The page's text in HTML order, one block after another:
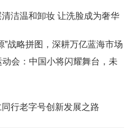
洁温和卸妆 让洗脸成为奢华
”战略拼图，深耕万亿蓝海市场
会：中国小将闪耀舞台，未
行老字号创新发展之路